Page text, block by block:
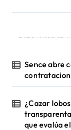
s
¡Ultimas
Sence abre
¿Cazar
que evalúa